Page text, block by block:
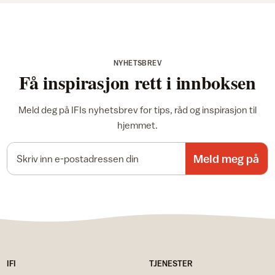
NYHETSBREV
Få inspirasjon rett i innboksen
Meld deg på IFIs nyhetsbrev for tips, råd og inspirasjon til
hjemmet.
Meld meg på
IFI
TJENESTER